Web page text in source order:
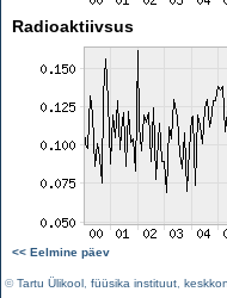
Radioaktiivsus
<< Eelmine päev
©Tartu Ülikool füüsika instituut